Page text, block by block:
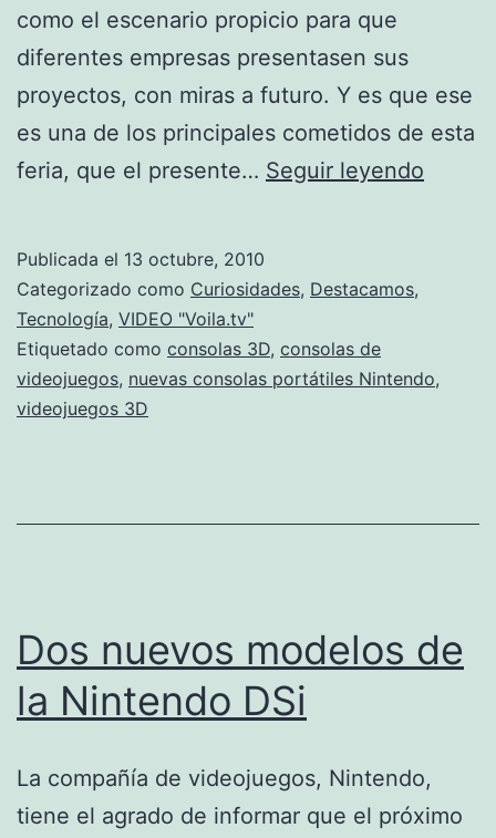
como el escenario propicio para que
diferentes empresas presentasen sus
proyectos, con miras a futuro. Y es que ese
es una de los principales cometidos de esta
feria, que el presente… Seguir leyendo
de
Publicada el 13 octubre, 2010
Categorizado como Curiosidades, Destacamos,
Tecnología, VIDEO "Voila.tv"
Etiquetado como consolas 3D, consolas de
videojuegos, nuevas consolas portátiles Nintendo,
videojuegos 3D
Dos nuevos modelos de
la Nintendo DSi
La compañía de videojuegos, Nintendo,
tiene el agrado de informar que el próximo